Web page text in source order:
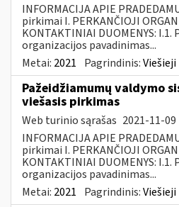
INFORMACIJA APIE
pirkimai I. PERKANČIOJI
KONTAKTINIAI DUOMENYS:
organizacijos pavadinimas...
Metai: 2021 Pagrindinis:
Pažeidžiamumų valdymo
viešasis pirkimas
Web turinio sąrašas 2021-11-09
INFORMACIJA APIE
pirkimai I. PERKANČIOJI
KONTAKTINIAI DUOMENYS:
organizacijos pavadinimas...
Metai: 2021 Pagrindinis: